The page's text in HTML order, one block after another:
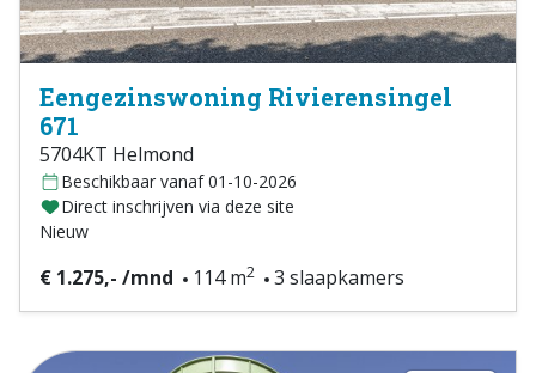
Eengezinswoning Rivierensingel
671
5704KT Helmond
Beschikbaar vanaf 01-10-2026
Direct inschrijven via deze site
Nieuw
€ 1.275,- /mnd 114 m2 3 slaapkamers